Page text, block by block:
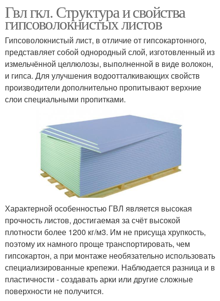
Гвл гкл. Структура и свойства
гипсоволокнистых листов
Гипсоволокнистый лист, в отличие от гипсокартонного,
представляет собой однородный слой, изготовленный из
измельчённой целлюлозы, выполненной в виде волокон,
и гипса. Для улучшения водоотталкивающих свойств
производители дополнительно пропитывают верхние
слои специальными пропитками.
Характерной особенностью ГВЛ является высокая
прочность листов, достигаемая за счёт высокой
плотности более 1200 кг/м3. Им не присуща хрупкость,
поэтому их намного проще транспортировать, чем
гипсокартон, а при монтаже необязательно использовать
специализированные крепежи. Наблюдается разница и в
пластичности - создавать арки или другие сложные
поверхности не получится.